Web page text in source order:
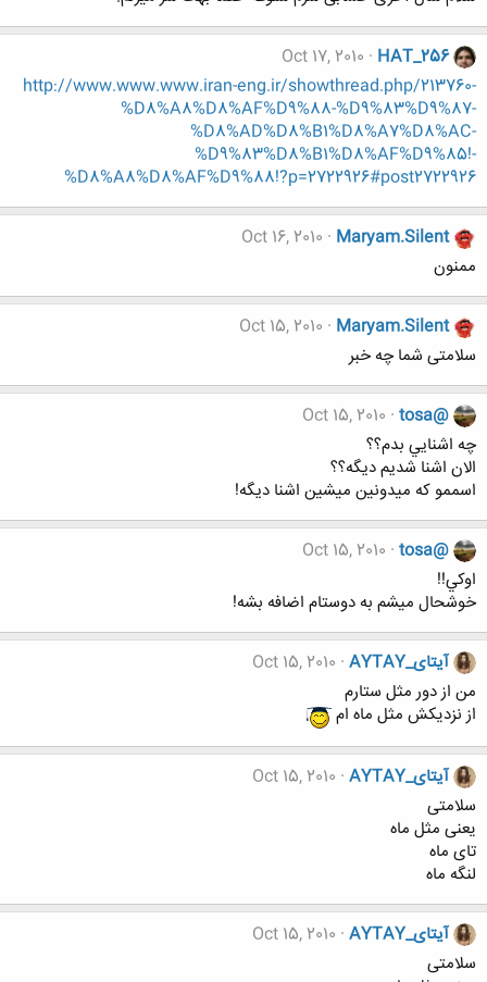
HAT_256
Oct 17, 2010
http://www.www.www.iran-eng.ir/showthread.php/213760-
%D8%A8%D8%AF%D9%88-%D9%83%D9%87-
%D8%AD%D8%B1%D8%A7%D8%AC-
%D9%83%D8%B1%D8%AF%D9%85!-
%D8%A8%D8%AF%D9%88!?p=2722926#post2722926
Maryam.Silent
Oct 16, 2010
ممنون
Maryam.Silent
Oct 15, 2010
سلامتی شما چه خبر
tosa@
Oct 15, 2010
چه اشنايي بدم؟؟
الان اشنا شديم ديگه؟؟
اسممو كه ميدونين ميشين اشنا ديگه!
tosa@
Oct 15, 2010
اوكي!!
خوشحال ميشم به دوستام اضافه بشه!
آیتای_AYTAY
Oct 15, 2010
من از دور مثل ستارم
از نزدیکش مثل ماه ام
آیتای_AYTAY
Oct 15, 2010
سلامتی
یعنی مثل ماه
تای ماه
لنگه ماه
آیتای_AYTAY
Oct 15, 2010
سلامتی